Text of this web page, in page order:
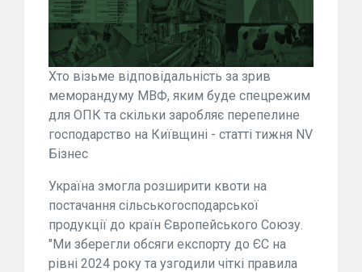
Хто візьме відповідальність за зрив
меморандуму МВФ, яким буде спецрежим
для ОПК та скільки заробляє перепелине
господарство на Київщині - статті тижня NV
Бізнес
Україна змогла розширити квоти на
постачання сільськогосподарської
продукції до країн Європейського Союзу.
"Ми зберегли обсяги експорту до ЄС на
рівні 2024 року та узгодили чіткі правила